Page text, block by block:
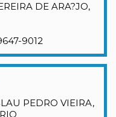
DE ARA?JO,
9012
PEDRO VIEIRA,